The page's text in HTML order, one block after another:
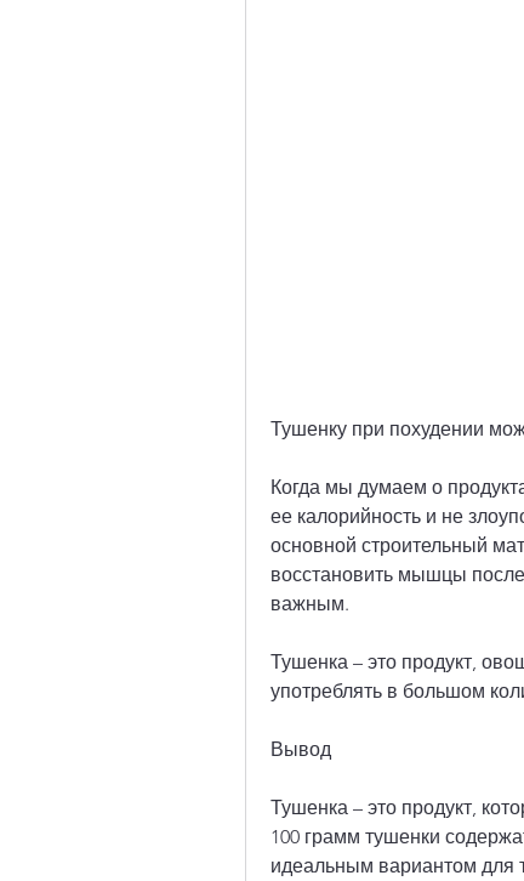
Тушенку при похудении
Когда мы думаем о
ее калорийность и не
основной строительный
восстановить мышцы
важным.
Тушенка – это продукт,
употреблять в большом
Вывод
Тушенка – это продукт,
100 грамм тушенки
идеальным вариантом для